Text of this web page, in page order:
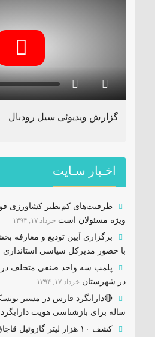
گزارش ویدیوئی سیل رودبال
اخـبار سـایت
ظرفیت‌های کم‌نظیر کشاورزی
ویژه مسئولان است خرداد ۱۷, ۱۳۹۴
برگزاری آیین تودیع و معارفه
با حضور مدیرکل سیاسی
پلمب سه واحد صنفی متخلف
در شهرستان خرداد ۱۷, ۱۳۹۴
ساله برای بازشناسی هویت دارابگرد
کشف ۱۰ هزار لیتر گازوئیل قاچاق در داراب